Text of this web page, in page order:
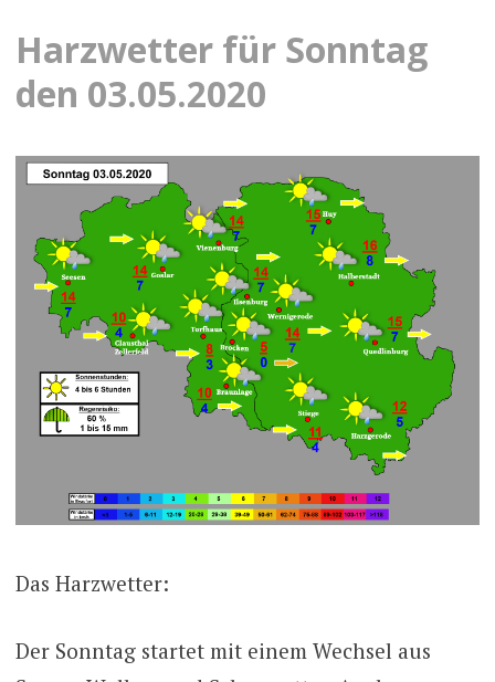
Harzwetter für Sonntag
den 03.05.2020
Das Harzwetter:
Der Sonntag startet mit einem Wechsel aus